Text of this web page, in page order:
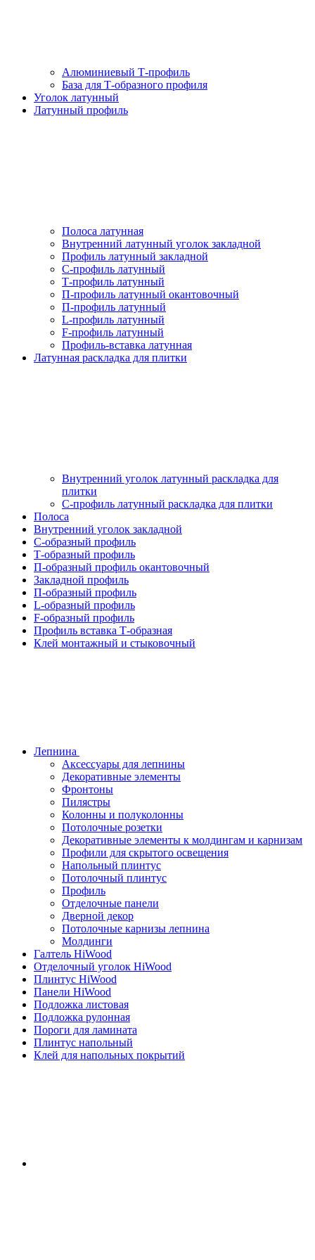
Алюминиевый Т-профиль
База для Т-образного профиля
Уголок латунный
Латунный профиль
Полоса латунная
Внутренний латунный уголок закладной
Профиль латунный закладной
С-профиль латунный
Т-профиль латунный
П-профиль латунный окантовочный
П-профиль латунный
L-профиль латунный
F-профиль латунный
Профиль-вставка латунная
Латунная раскладка для плитки
Внутренний уголок латунный раскладка для
плитки
С-профиль латунный раскладка для плитки
Полоса
Внутренний уголок закладной
С-образный профиль
Т-образный профиль
П-образный профиль окантовочный
Закладной профиль
П-образный профиль
L-образный профиль
F-образный профиль
Профиль вставка Т-образная
Клей монтажный и стыковочный
Лепнина
Аксессуары для лепнины
Декоративные элементы
Фронтоны
Пилястры
Колонны и полуколонны
Потолочные розетки
Декоративные элементы к молдингам и карнизам
Профили для скрытого освещения
Напольный плинтус
Потолочный плинтус
Профиль
Отделочные панели
Дверной декор
Потолочные карнизы лепнина
Молдинги
Галтель HiWood
Отделочный уголок HiWood
Плинтус HiWood
Панели HiWood
Подложка листовая
Подложка рулонная
Пороги для ламината
Плинтус напольный
Клей для напольных покрытий